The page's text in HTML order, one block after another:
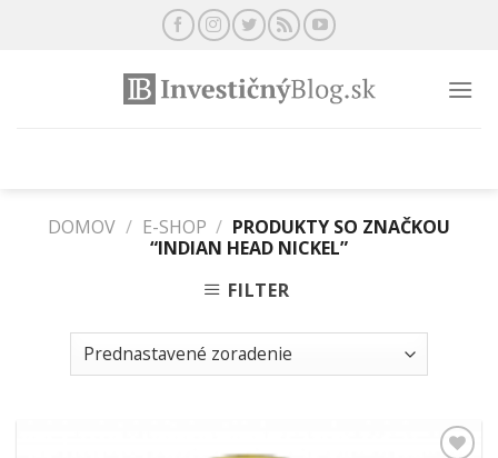
DOMOV / E-SHOP / PRODUKTY SO ZNAČKOU
“INDIAN HEAD NICKEL”
FILTER